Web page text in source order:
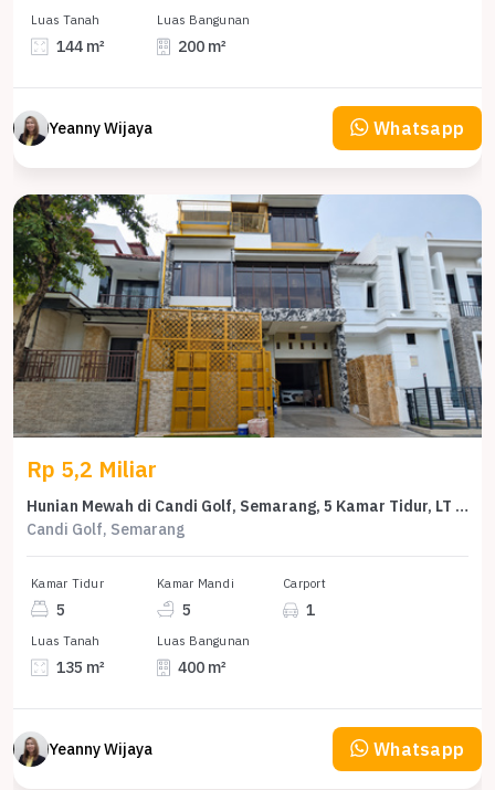
Luas Tanah
144 m²
Luas Bangunan
200 m²
Yeanny Wijaya Whatsapp
Rp 5,2 Miliar
Hunian Mewah di Candi Golf, Semarang, 5 Kamar Tidur, LT 135m²
Candi Golf, Semarang
Kamar Tidur
5
Kamar Mandi
5
Carport
1
Luas Tanah
135 m²
Luas Bangunan
400 m²
Yeanny Wijaya Whatsapp